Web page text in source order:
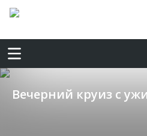
Вечерний круиз с